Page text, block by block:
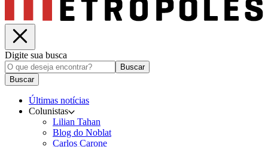
Digite sua busca
Buscar
Buscar
Últimas notícias
Colunistas
Lilian Tahan
Blog do Noblat
Carlos Carone